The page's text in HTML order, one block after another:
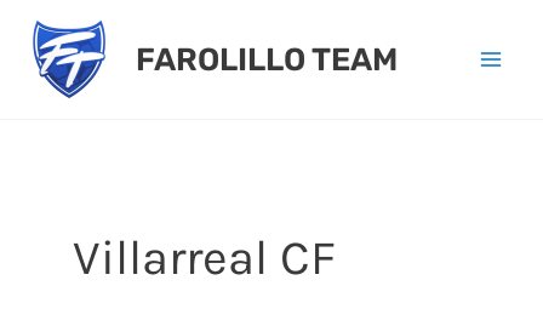
contenido
FAROLILLO TEAM
Villarreal CF